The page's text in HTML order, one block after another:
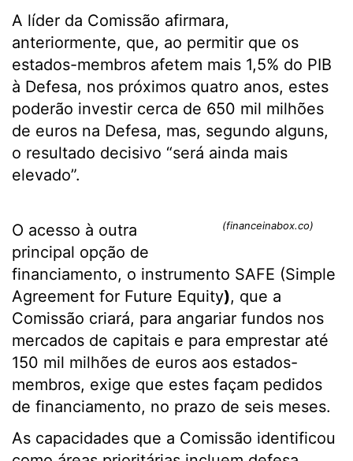
A líder da Comissão afirmara,
anteriormente, que, ao permitir que os
estados-membros afetem mais 1,5% do PIB
à Defesa, nos próximos quatro anos, estes
poderão investir cerca de 650 mil milhões
de euros na Defesa, mas, segundo alguns,
o resultado decisivo “será ainda mais
elevado”.
(financeinabox.co)
O acesso à outra
principal opção de
financiamento, o instrumento SAFE (Simple
Agreement for Future Equity), que a
Comissão criará, para angariar fundos nos
mercados de capitais e para emprestar até
150 mil milhões de euros aos estados-
membros, exige que estes façam pedidos
de financiamento, no prazo de seis meses.
As capacidades que a Comissão identificou